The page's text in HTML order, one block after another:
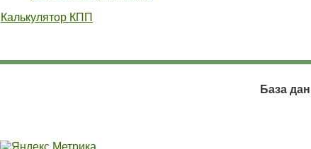
Калькулятор КПП
База